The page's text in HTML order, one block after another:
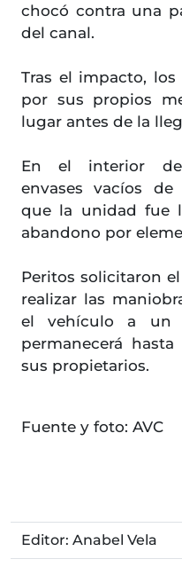
chocó contra una
del canal.
Tras el impacto,
por sus propios
lugar antes de la
En el interior
envases vacíos
que la unidad fue
abandono por
Peritos solicitaron
realizar las
el vehículo a un
permanecerá
sus propietarios.
Fuente y foto: AVC
Editor: Anabel Vela